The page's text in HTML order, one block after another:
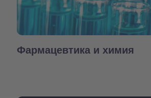
Фармацевтика и химия